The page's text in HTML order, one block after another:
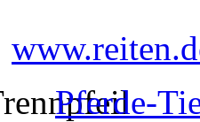
Pferde-